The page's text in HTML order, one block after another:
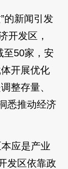
的新闻引发
开发区，
至50家，安
开展优化
整存量、
悉推动经济
本应是产业
发区依靠政